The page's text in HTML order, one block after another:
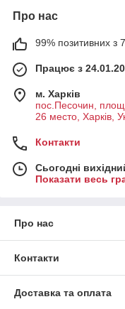
Про нас
99% позитивних з
Працює з
м. Харків
пос.Песочин,
26 место, Харків,
Контакти
Сьогодні
Показати весь
Про нас
Контакти
Доставка та оплата